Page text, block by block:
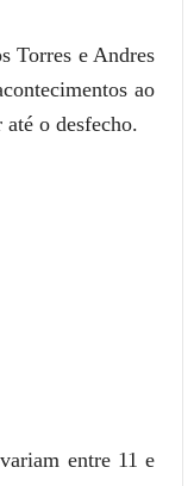
Torres e Andres
ao
o desfecho.
entre 11 e